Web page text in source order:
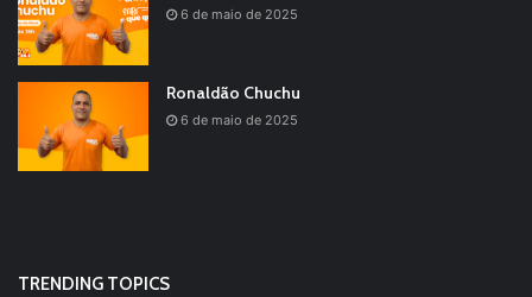
6 de maio de 2025
Ronaldão Chuchu
6 de maio de 2025
TRENDING TOPICS